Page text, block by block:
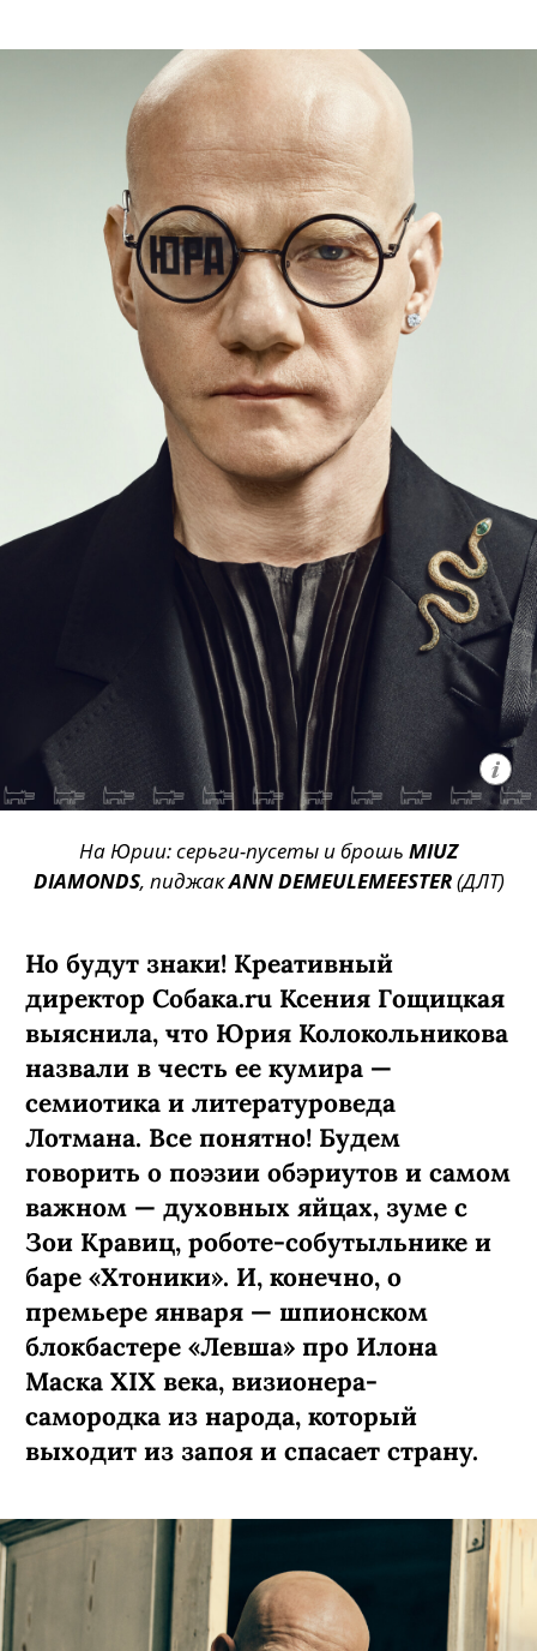
На Юрии: серьги-пусеты и брошь MIUZ
DIAMONDS, пиджакANN DEMEULEMEESTER(ДЛТ)
Но будут знаки! Креативный
директор Собака.ru Ксения Гощицкая
выяснила, что Юрия Колокольникова
назвали в честь ее кумира —
семиотика и литературоведа
Лотмана. Все понятно! Будем
говорить о поэзии обэриутов и самом
важном — духовных яйцах, зуме с
Зои Кравиц, роботе-собутыльнике и
баре «Хтоники». И, конечно, о
премьере января — шпионском
блокбастере «Левша» про Илона
Маска XIX века, визионера-
самородка из народа, который
выходит из запоя и спасает страну.